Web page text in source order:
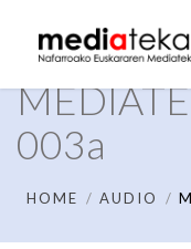
003a
HOME AUDIO